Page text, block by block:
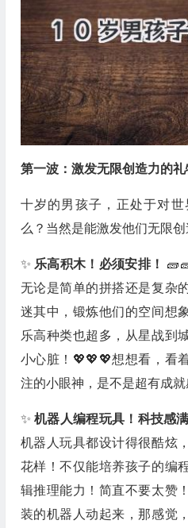
第一波：激发无限创造力的
十岁的男孩子，正处于对
么？当然是能激发他们无限创
✨ 乐高积木！必须安排！
无论是简单的拼搭还是复杂
迷其中，锻炼他们的空间想
乐高种类也超多，从星战到
小心脏！💖💖💖想想看，看
注的小眼神，是不是超有成就
✨机器人编程玩具！科技感
机器人玩具都设计得很酷炫
花样！不仅能培养孩子的编
辑推理能力！简直不要太赞
装的机器人动起来，那感觉